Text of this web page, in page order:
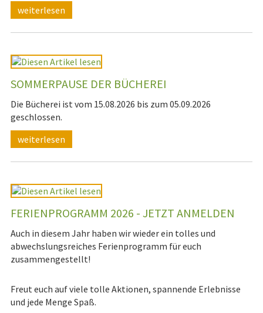
weiterlesen
SOMMERPAUSE DER BÜCHEREI
Die Bücherei ist vom 15.08.2026 bis zum 05.09.2026
geschlossen.
weiterlesen
FERIENPROGRAMM 2026 - JETZT ANMELDEN
Auch in diesem Jahr haben wir wieder ein tolles und
abwechslungsreiches Ferienprogramm für euch
zusammengestellt!
Freut euch auf viele tolle Aktionen, spannende Erlebnisse
und jede Menge Spaß.